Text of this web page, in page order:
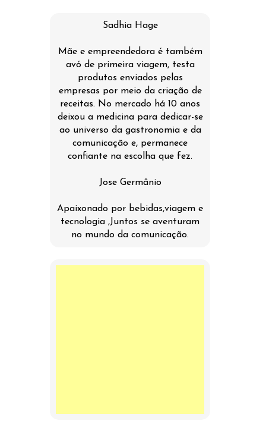
Sadhia Hage
Mãe e empreendedora é também
avó de primeira viagem, testa
produtos enviados pelas
empresas por meio da criação de
receitas. No mercado há 10 anos
deixou a medicina para dedicar-se
ao universo da gastronomia e da
comunicação e, permanece
confiante na escolha que fez.
Jose Germânio
Apaixonado por bebidas,viagem e
tecnologia ,Juntos se aventuram
no mundo da comunicação.